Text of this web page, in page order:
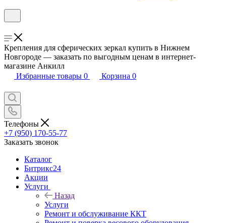
Крепления для сферических зеркал купить в Нижнем
Новгороде — заказать по выгодным ценам в интернет-
магазине Анкилл
Избранные товары 0 Корзина 0
Телефоны
+7 (950) 170-55-77
Заказать звонок
Каталог
Битрикс24
Акции
Услуги
Назад
Услуги
Ремонт и обслуживание ККТ